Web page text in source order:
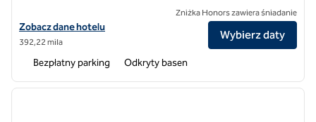
Zobacz szczegóły hotelu The Raj Palace, SLH Hotel
Zobacz dane hotelu
392,22 mila
Zniżka Honors zawiera śniadanie
Wybierz daty
Bezpłatny parking Odkryty basen
1 z 12